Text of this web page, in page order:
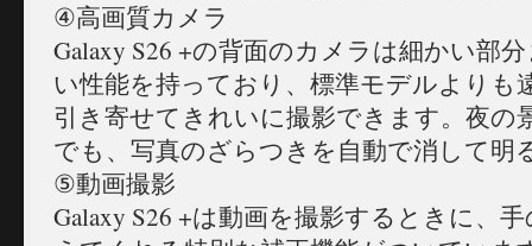
④高画質カメラ
Galaxy S26 +の背面のカメラは細かい部
い性能を持っており、標準モデルよりも
引き寄せてきれいに撮影できます。夜の
でも、写真のざらつきを自動で消して明
⑤動画撮影
Galaxy S26 +は動画を撮影するときに、